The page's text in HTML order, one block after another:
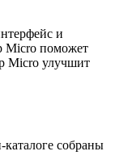
и
Micro поможет
Micro улучшит
собраны